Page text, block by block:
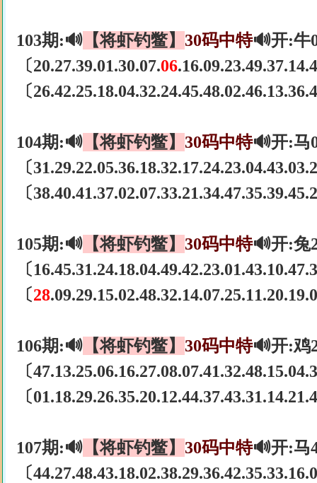
103期:🔊 【将虾钓鳖】 30码中特🔊开:牛
〔20.27.39.01.30.07.06
〔
104期:🔊 【将虾钓鳖】 30码中特🔊开:马
〔
〔
105期:🔊 【将虾钓鳖】 30码中特🔊开:兔
〔
〔28
106期:🔊 【将虾钓鳖】 30码中特🔊开:鸡
〔
〔
107期:🔊 【将虾钓鳖】 30码中特🔊开:马
〔